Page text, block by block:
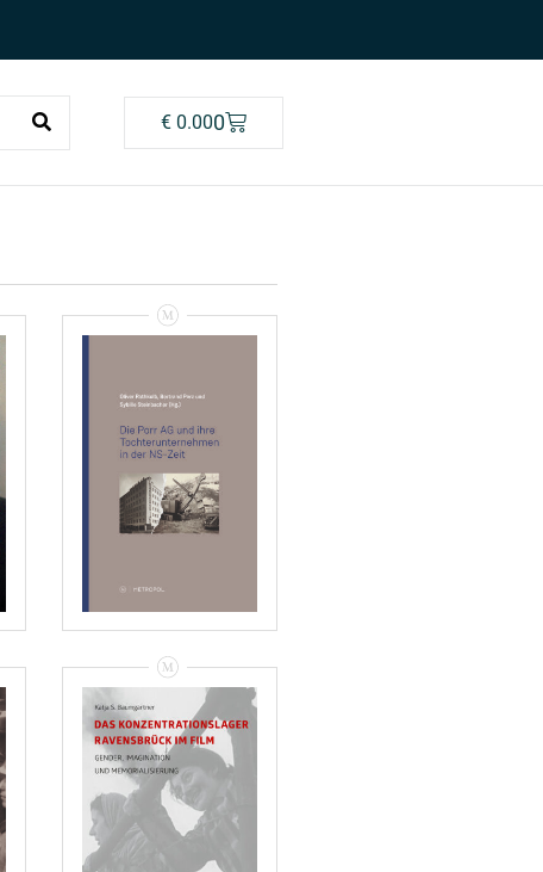
€0.000
Rathkolb/Sybille
Steinbacher
(Hrsg.): Die Porr
AG Und Ihre
Tochterunternehmen
In Der NS-Zeit –
Rezension
Stadtarchiv
Katja S.
Baumgärtner: Das
Konzentrationslager
Ravensbrück Im
Film: Gender,
Imagination Und
Memorialisierung
– Rezensionen